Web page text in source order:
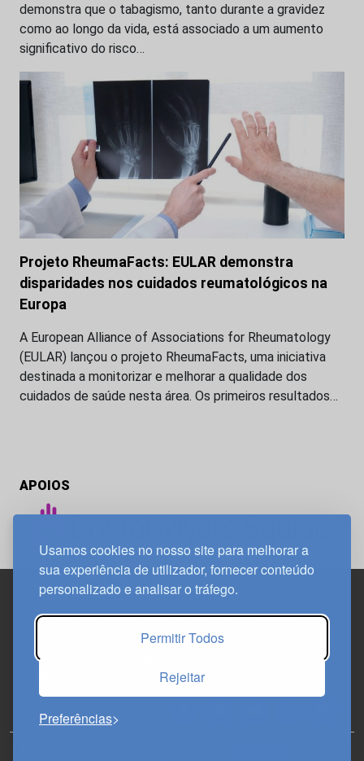
Usamos cookies no nosso site para melhorar a
sua experiência de utilizador, fornecer conteúdo
personalizado e analisar o tráfego.
Permitir Todos
Rejeitar
Preferências
demonstra que o tabagismo, tanto durante a gravidez
como ao longo da vida, está associado a um aumento
significativo do risco…
Projeto RheumaFacts: EULAR demonstra
disparidades nos cuidados reumatológicos na
Europa
A European Alliance of Associations for Rheumatology
(EULAR) lançou o projeto RheumaFacts, uma iniciativa
destinada a monitorizar e melhorar a qualidade dos
cuidados de saúde nesta área. Os primeiros resultados…
APOIOS
Edif. Lisboa Oriente | Av. Infante D. Henrique, n.º 333H, esc.
1800-282 Lisboa | Portugal